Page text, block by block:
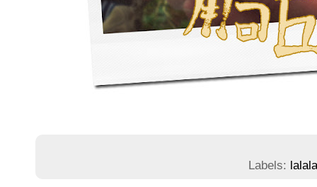
Labels: lalala